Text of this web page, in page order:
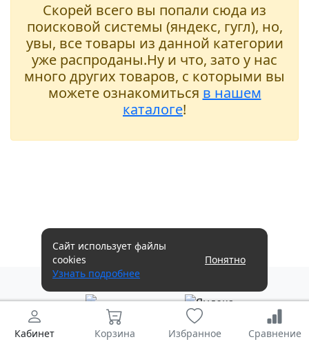
Скорей всего вы попали сюда из
поисковой системы (яндекс, гугл), но,
увы, все товары из данной категории
уже распроданы.Ну и что, зато у нас
много других товаров, с которыми вы
можете ознакомиться в нашем
каталоге!
Кабинет Корзина Избранное Сравнение
Сайт использует файлы
cookies
Узнать подробнее
Понятно